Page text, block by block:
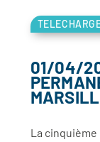
01/04/
La cinquième